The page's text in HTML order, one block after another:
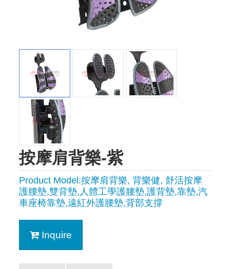
按摩肩背樂-紫
Product Model:按摩肩背樂, 背樂健, 舒活按摩
護腰墊,雙背墊,人體工學護腰墊,護背墊,靠墊,汽
車座椅靠墊,遠紅外護腰墊,背部支撐
Inquire